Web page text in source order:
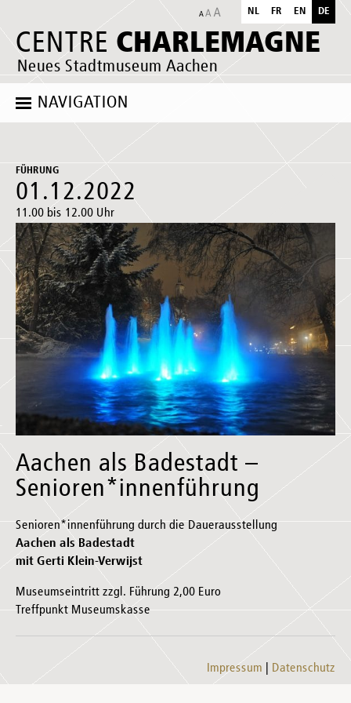
CENTRE CHARLEMAGNE
Neues Stadtmuseum Aachen
NL FR EN DE
NAVIGATION
FÜHRUNG
01.12.2022
11.00 bis 12.00 Uhr
Aachen als Badestadt –
Senioren*innenführung
Senioren*innenführung durch die Dauerausstellung
Aachen als Badestadt
mit Gerti Klein-Verwijst
Museumseintritt zzgl. Führung 2,00 Euro
Treffpunkt Museumskasse
Impressum Datenschutz